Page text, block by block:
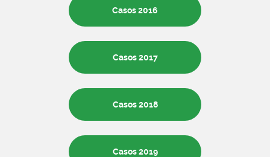
Casos 2016
Casos 2017
Casos 2018
Casos 2019